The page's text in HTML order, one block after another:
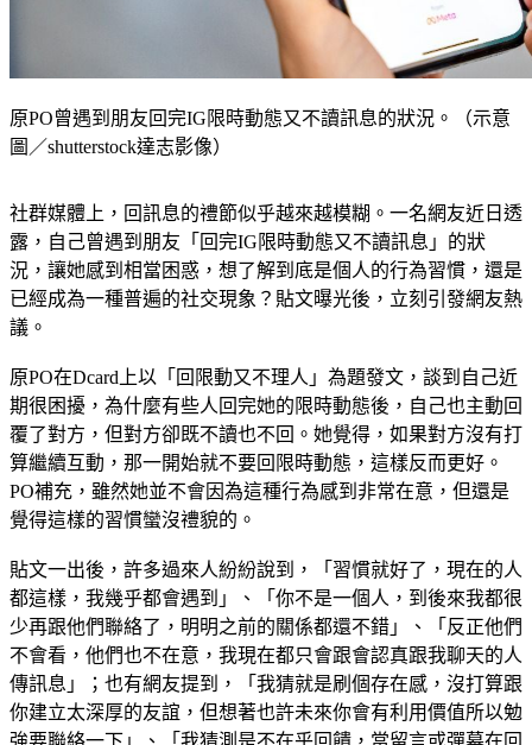
原PO曾遇到朋友回完IG限時動態又不讀訊息的狀況。（示意
圖／shutterstock達志影像）
社群媒體上，回訊息的禮節似乎越來越模糊。一名網友近日透
露，自己曾遇到朋友「回完IG限時動態又不讀訊息」的狀
況，讓她感到相當困惑，想了解到底是個人的行為習慣，還是
已經成為一種普遍的社交現象？貼文曝光後，立刻引發網友熱
議。
原PO在Dcard上以「回限動又不理人」為題發文，談到自己近
期很困擾，為什麼有些人回完她的限時動態後，自己也主動回
覆了對方，但對方卻既不讀也不回。她覺得，如果對方沒有打
算繼續互動，那一開始就不要回限時動態，這樣反而更好。
PO補充，雖然她並不會因為這種行為感到非常在意，但還是
覺得這樣的習慣蠻沒禮貌的。
貼文一出後，許多過來人紛紛說到，「習慣就好了，現在的人
都這樣，我幾乎都會遇到」、「你不是一個人，到後來我都很
少再跟他們聯絡了，明明之前的關係都還不錯」、「反正他們
不會看，他們也不在意，我現在都只會跟會認真跟我聊天的人
傳訊息」；也有網友提到，「我猜就是刷個存在感，沒打算跟
你建立太深厚的友誼，但想著也許未來你會有利用價值所以勉